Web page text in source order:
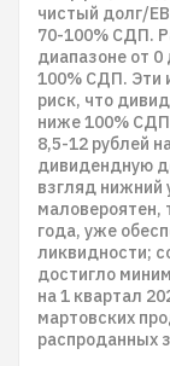
чистый долг/
70-100% СДП.
диапазоне от
100% СДП. Эти
риск, что
ниже 100%
8,5-12 рублей
дивидендную
взгляд нижний
маловероятен,
года, уже
ликвидности;
достигло
на 1 квартал
мартовских
распроданных